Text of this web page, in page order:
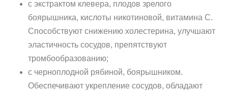
с экстрактом клевера, плодов зрелого
боярышника, кислоты никотиновой, витамина С.
Способствуют снижению холестерина, улучшают
эластичность сосудов, препятствуют
тромбообразованию;
с черноплодной рябиной, боярышником.
Обеспечивают укрепление сосудов, обладают